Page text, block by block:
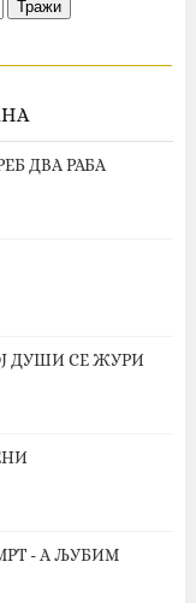
ДВА РАБА
ДУШИ СЕ ЖУРИ
- А ЉУБИМ